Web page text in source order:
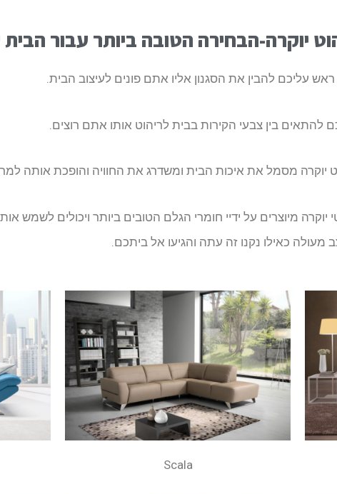
יוקרה-הבחירה הטובה ביותר עבור הבית
עליכם להבין את הסגנון אליו אתם פונים לעיצוב הבית.
להתאים בין צבעי הקירות בבית לריהוט אותו אתם רוצים.
יוקרה מסמל את איכות הבית ומשדרג את החוויה והופכת אותה
יוקרה מיוצרים על ידיי חומרי הגלם הטובים ביותר ויכולים
מעולה כאילו נקנו זה עתה והגיעו אל ביתכם.
Scala